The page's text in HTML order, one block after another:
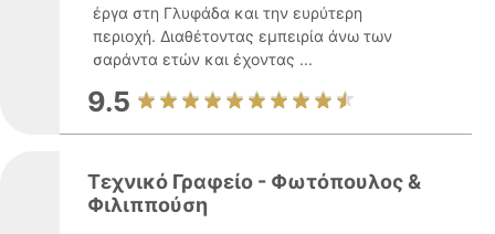
έργα στη Γλυφάδα και την ευρύτερη
περιοχή. Διαθέτοντας εμπειρία άνω των
σαράντα ετών και έχοντας ...
9.5
Τεχνικό Γραφείο - Φωτόπουλος &
Φιλιππούση